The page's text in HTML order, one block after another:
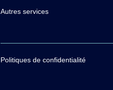
Autres services
Politiques de confidentialité